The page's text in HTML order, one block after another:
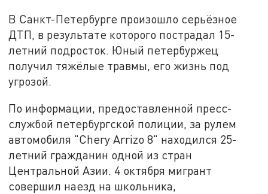
В Санкт-Петербурге произошло серьёзное
ДТП, в результате которого пострадал 15-
летний подросток. Юный петербуржец
получил тяжёлые травмы, его жизнь под
угрозой.
По информации, предоставленной пресс-
службой петербургской полиции, за рулем
автомобиля "Chery Arrizo 8" находился 25-
летний гражданин одной из стран
Центральной Азии. 4 октября мигрант
совершил наезд на школьника,